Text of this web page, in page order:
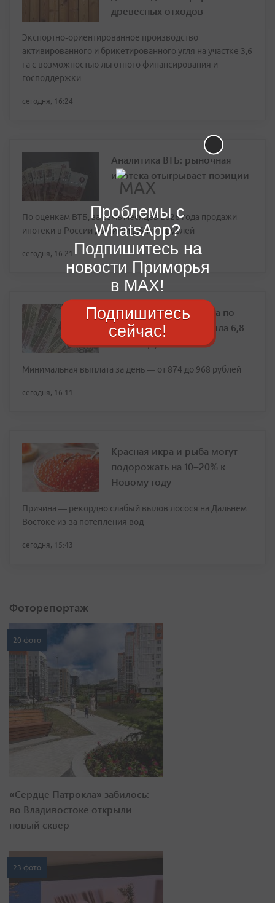
древесных отходов
Экспортно‑ориентированное производство
активированного и брикетированного угля на участке 3,6
га с возможностью льготного финансирования и
господдержки
сегодня, 16:24
Аналитика ВТБ: рыночная
ипотека отыгрывает позиции
По оценкам ВТБ, за семь месяцев 2026 года продажи
ипотеки в России достигли 2,6 трлн рублей
сегодня, 16:21
Максимальная выплата по
больничному превысила 6,8
тысячи рублей
Минимальная выплата за день — от 874 до 968 рублей
сегодня, 16:11
Красная икра и рыба могут
подорожать на 10–20% к
Новому году
Причина — рекордно слабый вылов лосося на Дальнем
Востоке из-за потепления вод
сегодня, 15:43
Фоторепортаж
20 фото
«Сердце Патрокла» забилось:
во Владивостоке открыли
новый сквер
23 фото
Проблемы с
WhatsApp?
Подпишитесь на
новости Приморья
в MAX!
Подпишитесь
сейчас!